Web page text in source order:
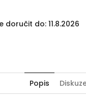
doručit do:11.8.2026
Popis